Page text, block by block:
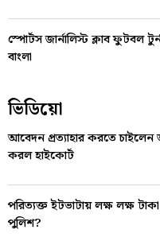
স্পোর্টস জার্নালিস্ট ক্লাব ফুটবল
বাংলা
ভিডিয়ো
আবেদন প্রত্যাহার করতে
করল হাইকোর্ট
পরিত্যক্ত ইটভাটায় লক্ষ লক্ষ
পুলিশ?